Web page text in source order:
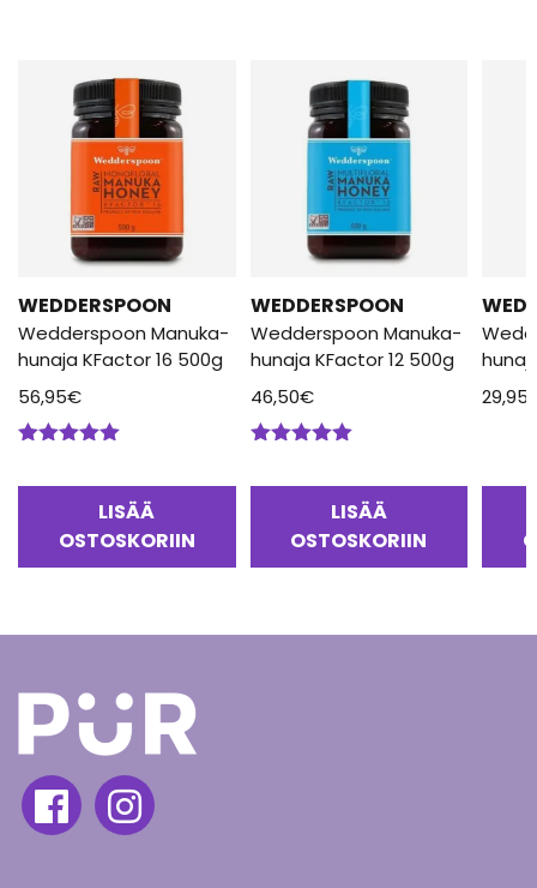
WEDDERSPOON
Wedderspoon Manuka-
hunaja KFactor 16 500g
56,95€
LISÄÄ
OSTOSKORIIN
WEDDERSPOON
Wedderspoon Manuka-
hunaja KFactor 12 500g
46,50€
LISÄÄ
OSTOSKORIIN
29,95